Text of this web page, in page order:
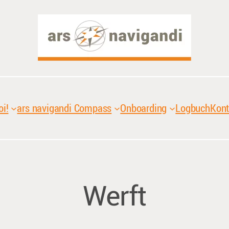
ars navigandi Compass Onboarding Logbuch
Werft